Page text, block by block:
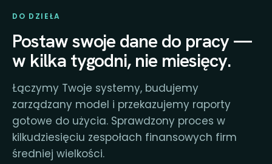
DO DZIEŁA
Postaw swoje dane do pracy —
w kilka tygodni, nie miesięcy.
Łączymy Twoje systemy, budujemy
zarządzany model i przekazujemy raporty
gotowe do użycia. Sprawdzony proces w
kilkudziesięciu zespołach finansowych firm
średniej wielkości.